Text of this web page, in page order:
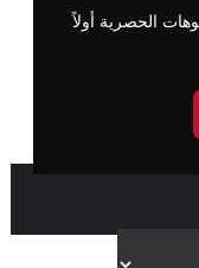
الحصرية أولاً